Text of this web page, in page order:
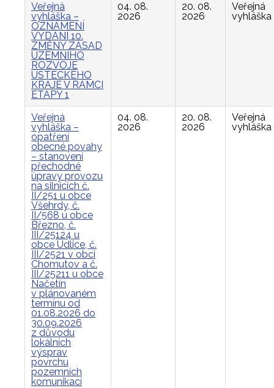
Veřejná
vyhláška –
OZNÁMENÍ
VYDÁNÍ 10.
ZMĚNY ZÁSAD
ÚZEMNÍHO
ROZVOJE
ÚSTECKÉHO
KRAJE V RÁMCI
ETAPY 1
04. 08.
2026
20. 08.
2026
Veřejná
vyhláška
Veřejná
vyhláška –
opatření
obecné povahy
– stanovení
přechodné
úpravy provozu
na silnicích č.
II/251 u obce
Všehrdy, č.
II/568 u obce
Březno, č.
III/25124 u
obce Údlice, č.
III/2521 v obci
Chomutov a č.
III/25211 u obce
Načetín
v plánovaném
termínu od
01.08.2026 do
30.09.2026
z důvodu
lokálních
výsprav
povrchu
pozemních
komunikací
04. 08.
2026
20. 08.
2026
Veřejná
vyhláška